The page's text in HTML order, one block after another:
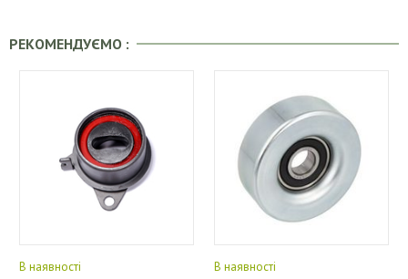
РЕКОМЕНДУЄМО :
В наявності В наявності